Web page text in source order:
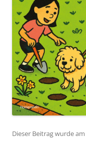
Dieser Beitrag wurde am